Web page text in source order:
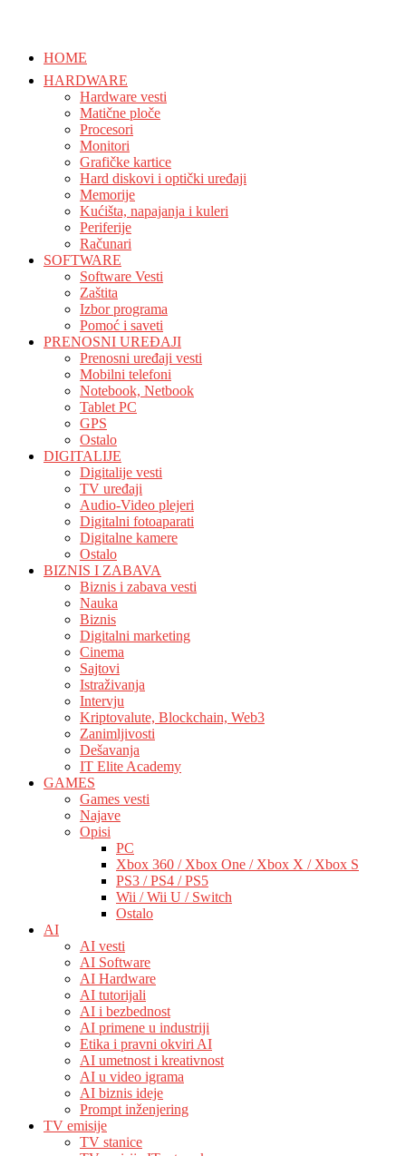
HOME
HARDWARE
Hardware vesti
Matične ploče
Procesori
Monitori
Grafičke kartice
Hard diskovi i optički uređaji
Memorije
Kućišta, napajanja i kuleri
Periferije
Računari
SOFTWARE
Software Vesti
Zaštita
Izbor programa
Pomoć i saveti
PRENOSNI UREĐAJI
Prenosni uređaji vesti
Mobilni telefoni
Notebook, Netbook
Tablet PC
GPS
Ostalo
DIGITALIJE
Digitalije vesti
TV uređaji
Audio-Video plejeri
Digitalni fotoaparati
Digitalne kamere
Ostalo
BIZNIS I ZABAVA
Biznis i zabava vesti
Nauka
Biznis
Digitalni marketing
Cinema
Sajtovi
Istraživanja
Intervju
Kriptovalute, Blockchain, Web3
Zanimljivosti
Dešavanja
IT Elite Academy
GAMES
Games vesti
Najave
Opisi
PC
Xbox 360 / Xbox One / Xbox X / Xbox S
PS3 / PS4 / PS5
Wii / Wii U / Switch
Ostalo
AI
AI vesti
AI Software
AI Hardware
AI tutorijali
AI i bezbednost
AI primene u industriji
Etika i pravni okviri AI
AI umetnost i kreativnost
AI u video igrama
AI biznis ideje
Prompt inženjering
TV emisije
TV stanice